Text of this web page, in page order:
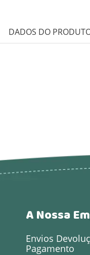
DADOS DO
A Nossa
Envios
Pagamento